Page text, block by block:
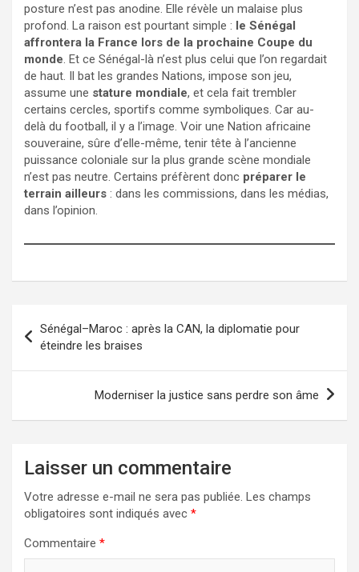
posture n’est pas anodine. Elle révèle un malaise plus
profond. La raison est pourtant simple : le Sénégal
affrontera la France lors de la prochaine Coupe du
monde . Et ce Sénégal-là n’est plus celui que l’on regardait
de haut. Il bat les grandes Nations, impose son jeu,
assume une stature mondiale, et cela fait trembler
certains cercles, sportifs comme symboliques. Car au-
delà du football, il y a l’image. Voir une Nation africaine
souveraine, sûre d’elle-même, tenir tête à l’ancienne
puissance coloniale sur la plus grande scène mondiale
n’est pas neutre. Certains préfèrent donc préparer le
terrain ailleurs : dans les commissions, dans les médias,
dans l’opinion.
de
l’article
Sénégal–Maroc : après la CAN, la diplomatie pour
éteindre les braises
Moderniser la justice sans perdre son âme
Laisser un commentaire
Votre adresse e-mail ne sera pas publiée. Les champs
obligatoires sont indiqués avec *
Commentaire *